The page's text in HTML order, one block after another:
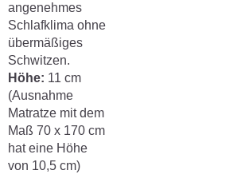
angenehmes
Schlafklima ohne
übermäßiges
Schwitzen.
Höhe: 11 cm
(Ausnahme
Matratze mit dem
Maß 70 x 170 cm
hat eine Höhe
von 10,5 cm)